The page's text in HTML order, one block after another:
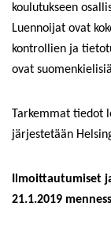
koulutukseen
Luennoijat ovat
kontrollien ja
ovat
Tarkemmat tiedot
järjestetään
Ilmoittautumiset
21.1.2019